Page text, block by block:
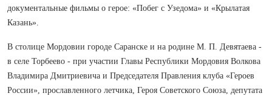
документальные фильмы о герое: «Побег с Узедома» и «Крылатая
Казань».
В столице Мордовии городе Саранске и на родине М. П. Девятаева -
в селе Торбеево - при участии Главы Республики Мордовия Волкова
Владимира Дмитриевича и Председателя Правления клуба «Героев
России», прославленного летчика, Героя Советского Союза, депутата